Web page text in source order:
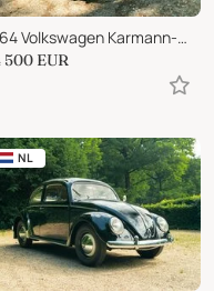
1964 Volkswagen Karmann-Ghia Type 34, Razoredge
500 EUR
NL